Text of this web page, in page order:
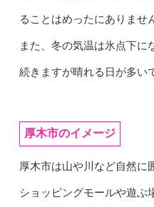
ることはめったにありませ
また、冬の気温は氷点下に
続きますが晴れる日が多い
厚木市のイメージ
厚木市は山や川など自然に
ショッピングモールや遊ぶ